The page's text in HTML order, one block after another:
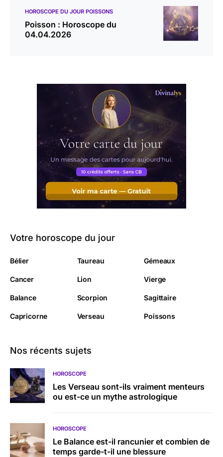
HOROSCOPE DU JOUR POISSONS
Poisson : Horoscope du
04.04.2026
Votre horoscope du jour
Bélier Taureau Gémeaux
Cancer Lion Vierge
Balance Scorpion Sagittaire
Capricorne Verseau Poissons
Nos récents sujets
HOROSCOPE
Les Verseau sont-ils vraiment menteurs
ou est-ce un mythe astrologique
HOROSCOPE
Le Balance est-il rancunier et combien de
temps garde-t-il une blessure